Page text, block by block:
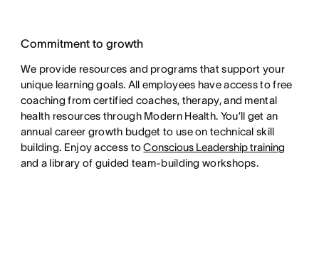
Commitment to growth
We provide resources and programs that support your
unique learning goals. All employees have access to free
coaching from certified coaches, therapy, and mental
health resources through Modern Health. You’ll get an
annual career growth budget to use on technical skill
building. Enjoy access toConscious Leadership training
and a library of guided team-building workshops.